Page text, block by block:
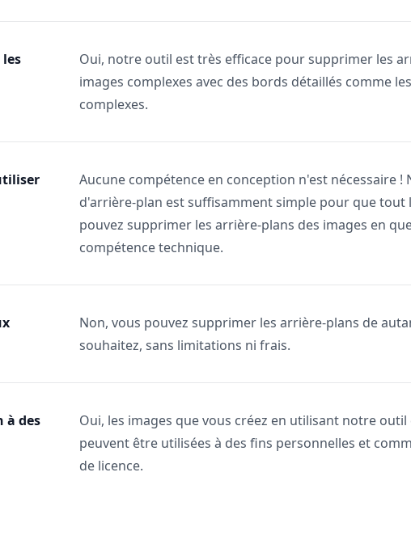
Oui, notre outil est très efficace pour supprimer les
images complexes avec des bords détaillés comme
complexes.
Aucune compétence en conception n'est nécessaire
d'arrière-plan est suffisamment simple pour que tout
pouvez supprimer les arrière-plans des images en
compétence technique.
Non, vous pouvez supprimer les arrière-plans de
souhaitez, sans limitations ni frais.
à des
Oui, les images que vous créez en utilisant notre
peuvent être utilisées à des fins personnelles et
de licence.